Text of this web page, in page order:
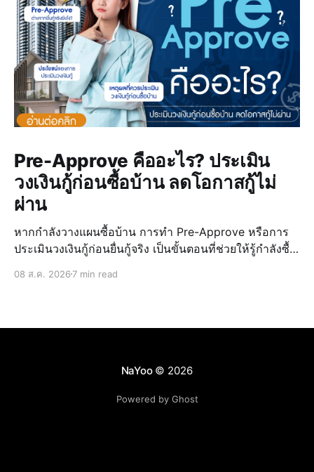
Pre-Approve คืออะไร? ประเมิน
วงเงินกู้ก่อนซื้อบ้าน ลดโอกาสกู้ไม่
ผ่าน
หากกำลังวางแผนซื้อบ้าน การทำ Pre-Approve หรือการ
ประเมินวงเงินกู้ก่อนยื่นกู้จริง เป็นขั้นตอนที่ช่วยให้รู้กำลังซื้อ
ในการกู้ไม่ผ่านเมื่อเจอบ้านที่ถูกใจ การรู้วงเงินล่วงหน้ายัง
08 ส.ค. 2026 7 min read
NaYoo© 2026
Powered by Ghost